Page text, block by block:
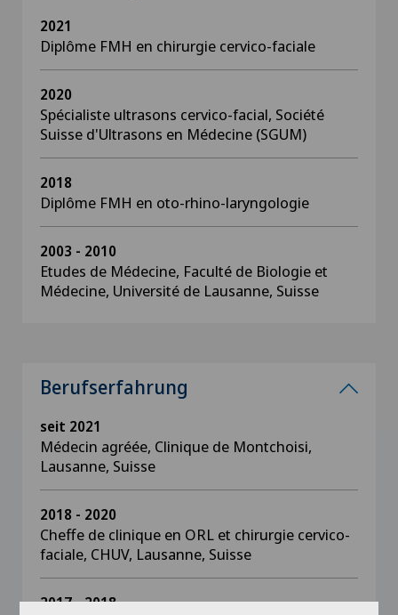
2021
Diplôme FMH en chirurgie cervico-faciale
2020
Spécialiste ultrasons cervico-facial, Société
Suisse d'Ultrasons en Médecine (SGUM)
2018
Diplôme FMH en oto-rhino-laryngologie
2003 - 2010
Etudes de Médecine, Faculté de Biologie et
Médecine, Université de Lausanne, Suisse
Berufserfahrung
seit 2021
Médecin agréée, Clinique de Montchoisi,
Lausanne, Suisse
2018 - 2020
Cheffe de clinique en ORL et chirurgie cervico-
faciale, CHUV, Lausanne, Suisse
2017 - 2018